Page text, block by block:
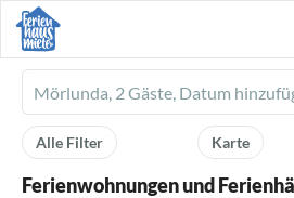
Ferienhausmiete
logo
Karte
Alle Filter
Ferienwohnungen und